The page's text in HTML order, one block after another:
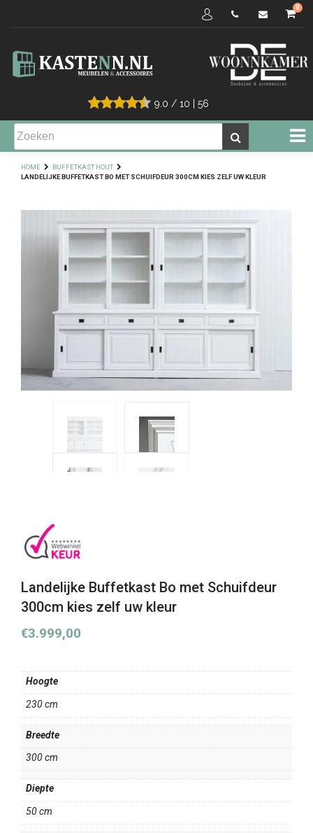
9.0 / 10 56
0
HOME
BUFFETKAST HOUT
LANDELIJKE BUFFETKAST BO MET SCHUIFDEUR 300CM KIES ZELF UW KLEUR
Landelijke Buffetkast Bo met Schuifdeur
300cm kies zelf uw kleur
€3.999,00
Hoogte
230 cm
Breedte
300 cm
Diepte
50 cm